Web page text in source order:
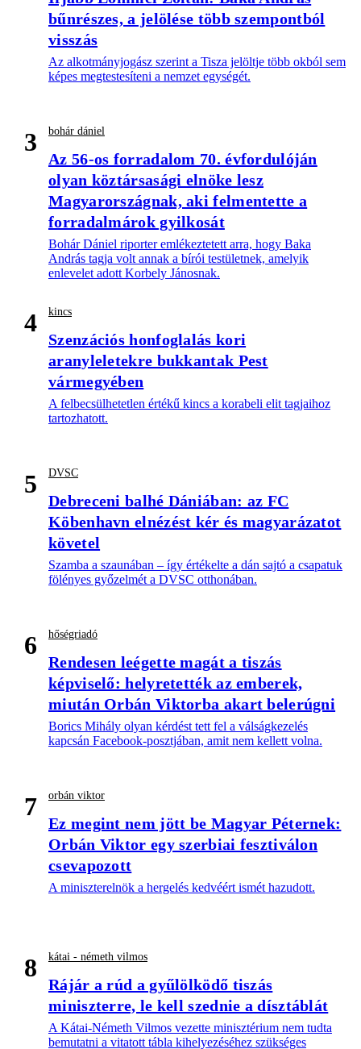
bűnrészes, a jelölése több szempontból
visszás
Az alkotmányjogász szerint a Tisza jelöltje több okból sem
képes megtestesíteni a nemzet egységét.
3 bohár dániel
Az 56-os forradalom 70. évfordulóján
olyan köztársasági elnöke lesz
Magyarországnak, aki felmentette a
forradalmárok gyilkosát
Bohár Dániel riporter emlékeztetett arra, hogy Baka
András tagja volt annak a bírói testületnek, amelyik
enlevelet adott Korbely Jánosnak.
4 kincs
Szenzációs honfoglalás kori
aranyleletekre bukkantak Pest
vármegyében
A felbecsülhetetlen értékű kincs a korabeli elit tagjaihoz
tartozhatott.
5 DVSC
Debreceni balhé Dániában: az FC
Köbenhavn elnézést kér és magyarázatot
követel
Szamba a szaunában – így értékelte a dán sajtó a csapatuk
fölényes győzelmét a DVSC otthonában.
6 hőségriadó
Rendesen leégette magát a tiszás
képviselő: helyretették az emberek,
miután Orbán Viktorba akart belerúgni
Borics Mihály olyan kérdést tett fel a válságkezelés
kapcsán Facebook-posztjában, amit nem kellett volna.
7 orbán viktor
Ez megint nem jött be Magyar Péternek:
Orbán Viktor egy szerbiai fesztiválon
csevapozott
A miniszterelnök a hergelés kedvéért ismét hazudott.
8 kátai - németh vilmos
Rájár a rúd a gyűlölködő tiszás
miniszterre, le kell szednie a dísztáblát
A Kátai-Németh Vilmos vezette minisztérium nem tudta
bemutatni a vitatott tábla kihelyezéséhez szükséges